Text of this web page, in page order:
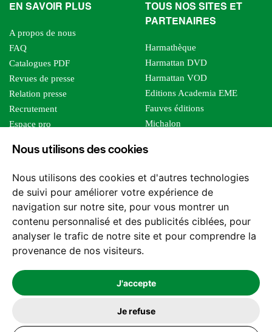
Nous utilisons des cookies
Nous utilisons des cookies et d'autres technologies
de suivi pour améliorer votre expérience de
navigation sur notre site, pour vous montrer un
contenu personnalisé et des publicités ciblées, pour
analyser le trafic de notre site et pour comprendre la
provenance de nos visiteurs.
J'accepte
Je refuse
EN SAVOIR PLUS
A propos de nous
FAQ
Catalogues PDF
Revues de presse
Relation presse
Recrutement
Espace pro
Foreign rights
TOUS NOS SITES ET
PARTENAIRES
Harmathèque
Harmattan DVD
Harmattan VOD
Editions Academia EME
Fauves éditions
Michalon
Editions Sutton
Les impliqués
Tous les éditeurs
Nos structures
Nous contacter
2026 -© Les Editions l'Harmattan. Tous droits réservés - Site réalisé par